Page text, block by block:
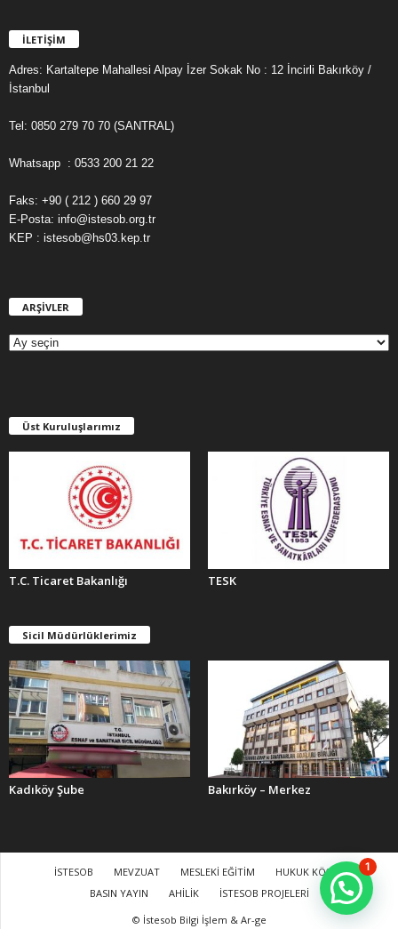
İLETİŞİM
Adres: Kartaltepe Mahallesi Alpay İzer Sokak No : 12 İncirli Bakırköy /
İstanbul
Tel: 0850 279 70 70 (SANTRAL)
Whatsapp : 0533 200 21 22
Faks: +90 ( 212 ) 660 29 97
E-Posta: info@istesob.org.tr
KEP : istesob@hs03.kep.tr
ARŞİVLER
E
R
Üst Kuruluşlarımız
T.C. Ticaret Bakanlığı TESK
Sicil Müdürlüklerimiz
Kadıköy Şube Bakırköy – Merkez
İSTESOB MEVZUAT MESLEKİ EĞİTİM
HUKUK KÖŞESİ
BASIN YAYIN
AHİLİK
İSTESOB PROJELERİ
© İstesob Bilgi İşlem & Ar-ge
1